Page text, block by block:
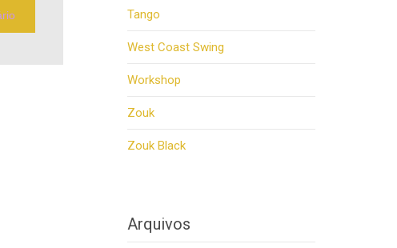
Tango
West Coast Swing
Workshop
Zouk
Zouk Black
Arquivos